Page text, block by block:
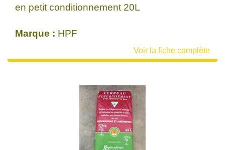
en petit conditionnement 20L
Marque : HPF
Voir la fiche complète